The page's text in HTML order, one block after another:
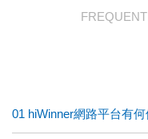
01 hiWinner網路平台有何